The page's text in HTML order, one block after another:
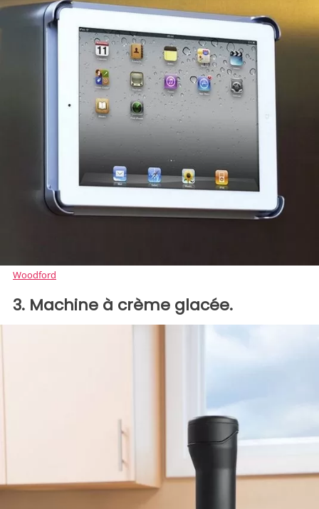
Woodford
3. Machine à crème glacée.